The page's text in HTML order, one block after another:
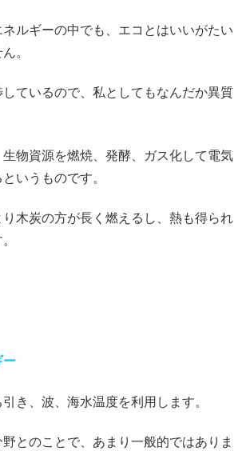
ルギーの中でも、エコとはいいがたい
。
ているので、私としてもなんだか異質
物資源を燃焼、発酵、ガス化して電気
いうものです。
木炭の方が長く燃えるし、熱も得られ
ー
き、波、海水温度を利用します。
とのことで、あまり一般的ではありま